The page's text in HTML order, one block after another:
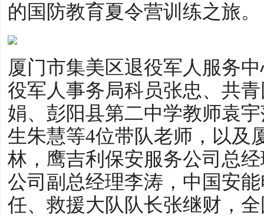
的国防教育夏令营训练之旅。
厦门市集美区退役军人服务
役军人事务局科员张忠、共
娟、彭阳县第二中学教师袁
生朱慧等4位带队老师，以及
林，鹰吉利保安服务公司总
公司副总经理李涛，中国安
任、救援大队队长张继财，